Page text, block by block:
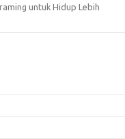
untuk Hidup Lebih